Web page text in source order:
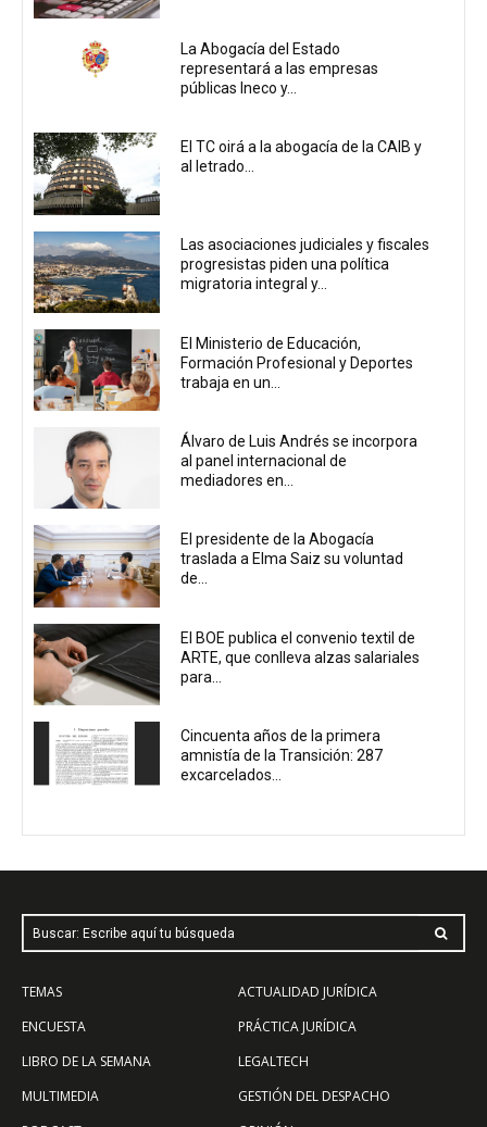
La Abogacía del Estado
representará a las empresas
públicas Ineco y...
El TC oirá a la abogacía de la CAIB y
al letrado...
Las asociaciones judiciales y fiscales
progresistas piden una política
migratoria integral y...
El Ministerio de Educación,
Formación Profesional y Deportes
trabaja en un...
Álvaro de Luis Andrés se incorpora
al panel internacional de
mediadores en...
El presidente de la Abogacía
traslada a Elma Saiz su voluntad
de...
El BOE publica el convenio textil de
ARTE, que conlleva alzas salariales
para...
Cincuenta años de la primera
amnistía de la Transición: 287
excarcelados...
Buscar: Escribe aquí tu búsqueda
TEMAS
ENCUESTA
LIBRO DE LA SEMANA
MULTIMEDIA
ACTUALIDAD JURÍDICA
PRÁCTICA JURÍDICA
LEGALTECH
GESTIÓN DEL DESPACHO